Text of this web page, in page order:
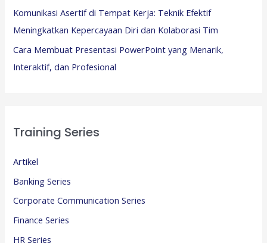
Komunikasi Asertif di Tempat Kerja: Teknik Efektif
Meningkatkan Kepercayaan Diri dan Kolaborasi Tim
Cara Membuat Presentasi PowerPoint yang Menarik,
Interaktif, dan Profesional
Training Series
Artikel
Banking Series
Corporate Communication Series
Finance Series
HR Series